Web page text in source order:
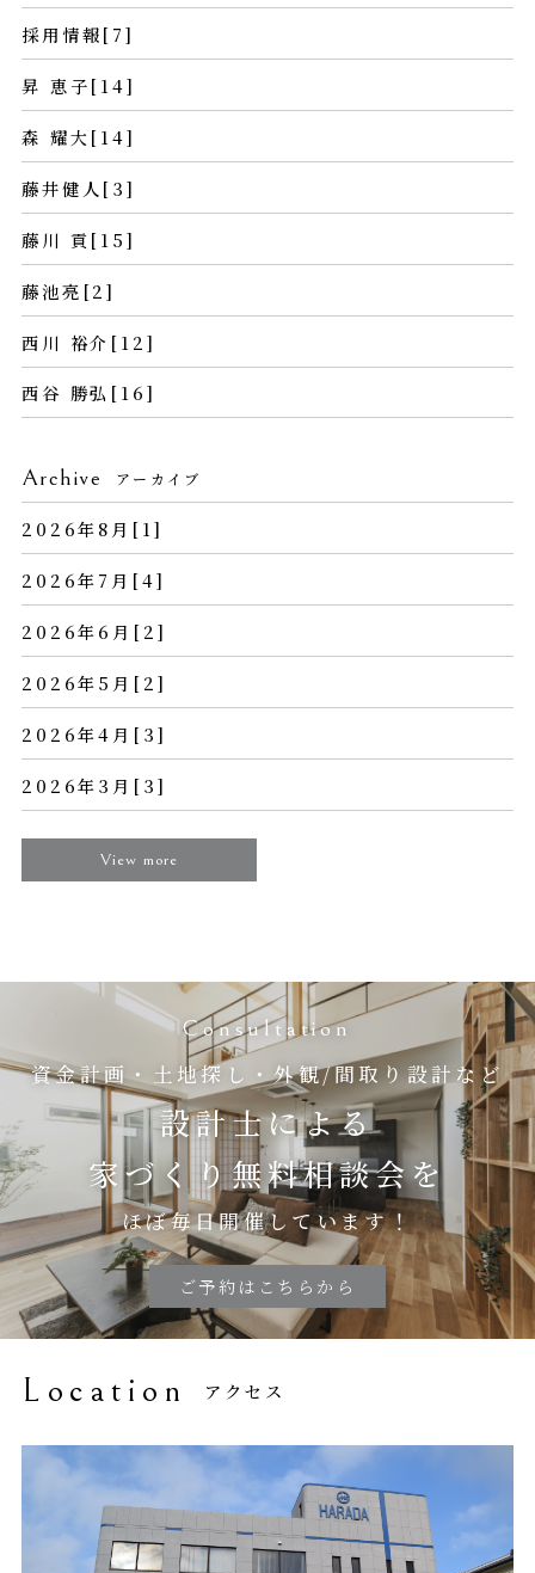
採用情報[7]
昇 恵子[14]
森 耀大[14]
藤井健人[3]
藤川 貢[15]
藤池亮[2]
西川 裕介[12]
西谷 勝弘[16]
Archive アーカイブ
2026年8月[1]
2026年7月[4]
2026年6月[2]
2026年5月[2]
2026年4月[3]
2026年3月[3]
View more
Consultation
資金計画・土地探し・外観/間取り設計など
設計士による
家づくり無料相談会を
ほぼ毎日開催しています！
ご予約はこちらから
Location アクセス